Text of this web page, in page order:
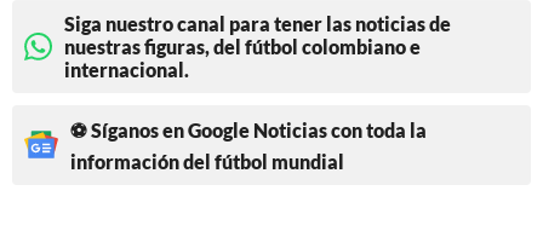
Siga nuestro canal para tener las noticias de
nuestras figuras, del fútbol colombiano e
internacional.
⚽ Síganos en Google Noticias con toda la
información del fútbol mundial